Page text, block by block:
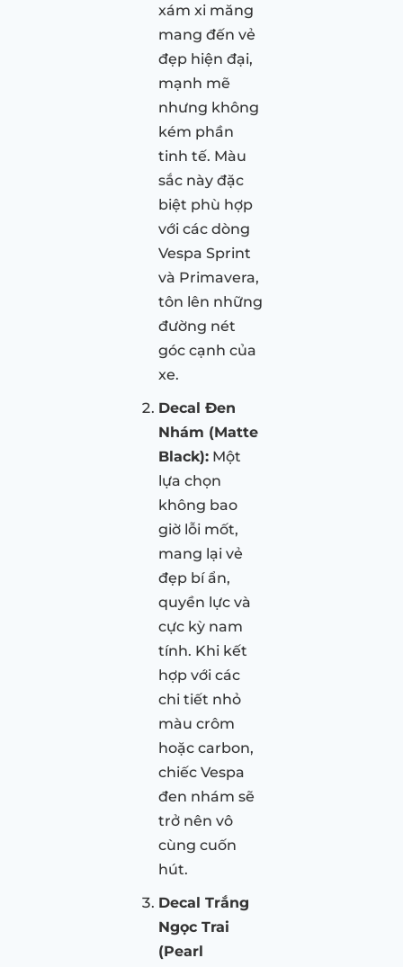
xám xi măng
mang đến vẻ
đẹp hiện đại,
mạnh mẽ
nhưng không
kém phần
tinh tế. Màu
sắc này đặc
biệt phù hợp
với các dòng
Vespa Sprint
và Primavera,
tôn lên những
đường nét
góc cạnh của
xe.
Decal Đen
Nhám (Matte
Black): Một
lựa chọn
không bao
giờ lỗi mốt,
mang lại vẻ
đẹp bí ẩn,
quyền lực và
cực kỳ nam
tính. Khi kết
hợp với các
chi tiết nhỏ
màu crôm
hoặc carbon,
chiếc Vespa
đen nhám sẽ
trở nên vô
cùng cuốn
hút.
Decal Trắng
Ngọc Trai
(Pearl